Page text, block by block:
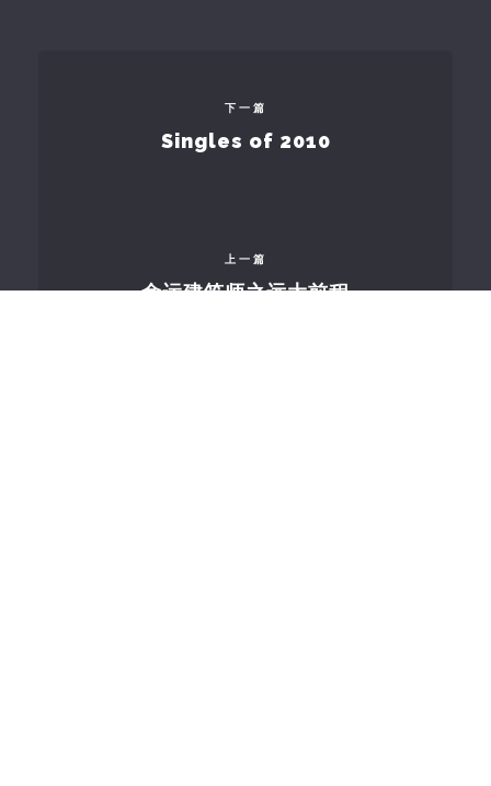
下一篇
Singles of 2010
上一篇
命运建筑师之远大前程